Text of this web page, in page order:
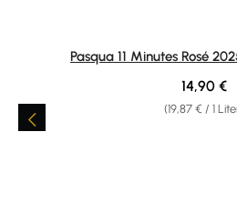
Pasqua 11 Minutes Rosé
(19,87 € / 1
14,90 €